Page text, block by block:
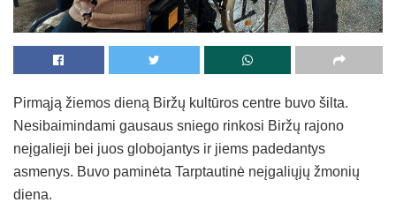
Pirmąją žiemos dieną Biržų kultūros centre buvo šilta.
Nesibaimindami gausaus sniego rinkosi Biržų rajono
neįgalieji bei juos globojantys ir jiems padedantys
asmenys. Buvo paminėta Tarptautinė neįgaliųjų žmonių
diena.